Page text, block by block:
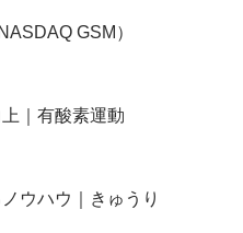
GSM）
｜有酸素運動
ウハウ｜きゅうり